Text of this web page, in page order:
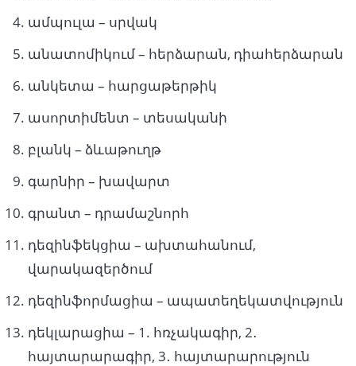
ամպուլա – սրվակ
անատոմիկում – հերձարան, դիահերձարան
անկետա – հարցաթերթիկ
ասորտիմենտ – տեսականի
բլանկ – ձևաթուղթ
գարնիր – խավարտ
գրանտ – դրամաշնորհ
դեզինֆեկցիա – ախտահանում,
վարակազերծում
դեզինֆորմացիա – ապատեղեկատվություն
դեկլարացիա – 1. հռչակագիր, 2․
հայտարարագիր, 3․ հայտարարություն